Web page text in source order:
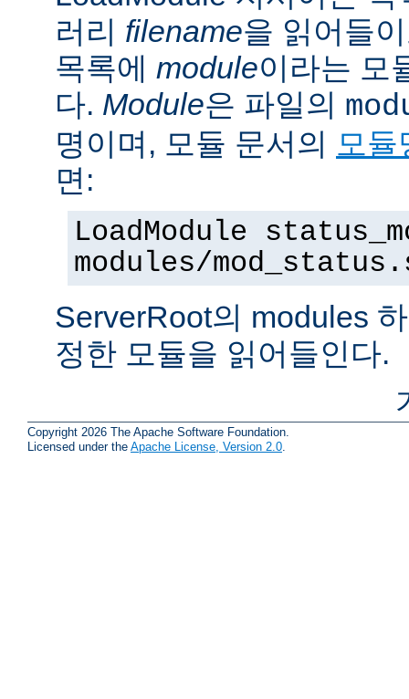
러리 filename을 읽어들
목록에 module이라는 모
다. Module은 파일의
명이며, 모듈 문서의 모듈
면:
LoadModule
modules/
ServerRoot의 modules
정한 모듈을 읽어들인다.
Copyright 2026 The Apache Software Foundation.
Licensed under the Apache License, Version 2.0.